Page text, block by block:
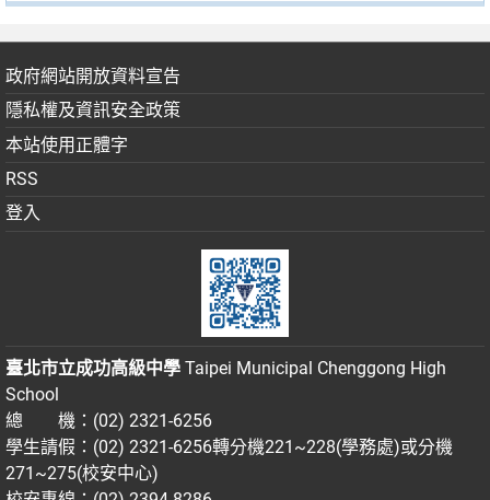
政府網站開放資料宣告
隱私權及資訊安全政策
本站使用正體字
RSS
登入
臺北市立成功高級中學 Taipei Municipal Chenggong High
School
總 機：(02) 2321-6256
學生請假：(02) 2321-6256轉分機221~228(學務處)或分機
271~275(校安中心)